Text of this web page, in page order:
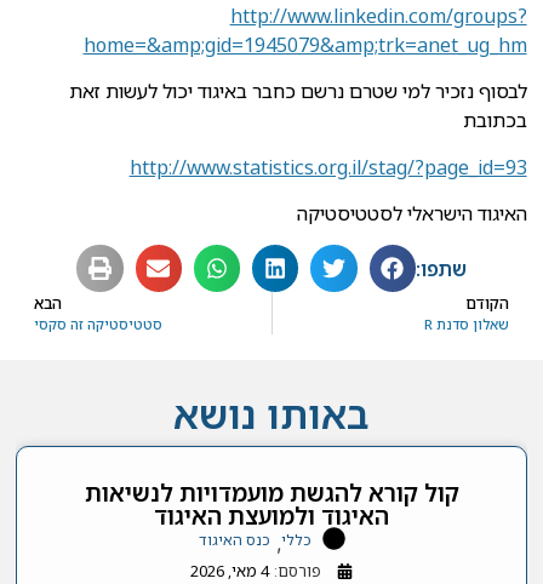
http://www.linkedin.com/groups?
home=&amp;gid=1945079&amp;trk=anet_ug_hm
לבסוף נזכיר למי שטרם נרשם כחבר באיגוד יכול לעשות זאת
בכתובת
http://www.statistics.org.il/stag/?page_id=93
האיגוד הישראלי לסטטיסטיקה
שתפו:
הקודם
שאלון סדנת R
הבא
סטטיסטיקה זה סקסי
באותו נושא
קול קורא להגשת מועמדויות לנשיאות
האיגוד ולמועצת האיגוד
כללי, כנס האיגוד
פורסם: 4 מאי, 2026